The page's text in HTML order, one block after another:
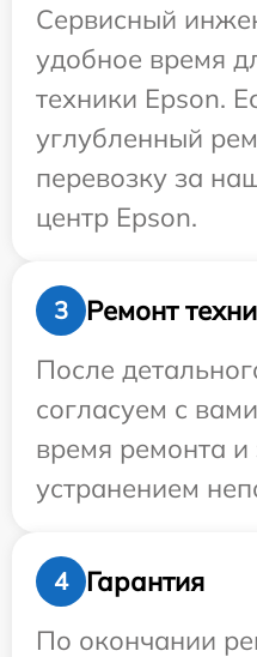
Сервисный
удобное время
техники Epson.
углубленный
перевозку за
центр Epson.
3
Ремонт
После
согласуем с
время ремонта и
устранением
4
Гарантия
По окончании